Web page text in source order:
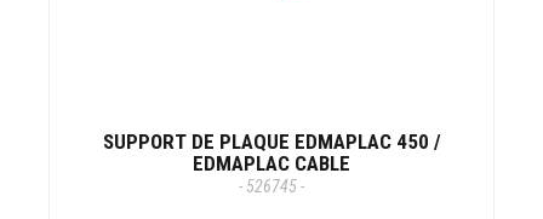
SUPPORT DE PLAQUE EDMAPLAC 450 /
EDMAPLAC CABLE
- 526745 -